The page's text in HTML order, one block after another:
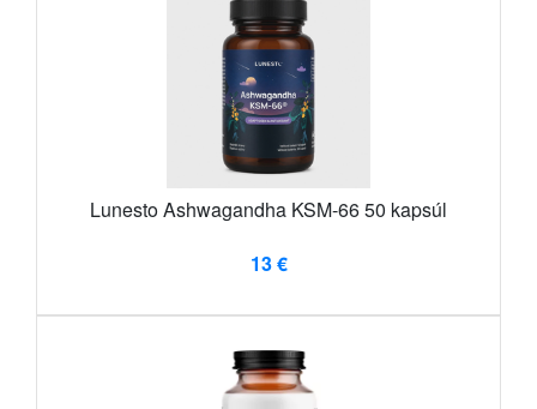
Lunesto Ashwagandha KSM-66 50 kapsúl
13 €